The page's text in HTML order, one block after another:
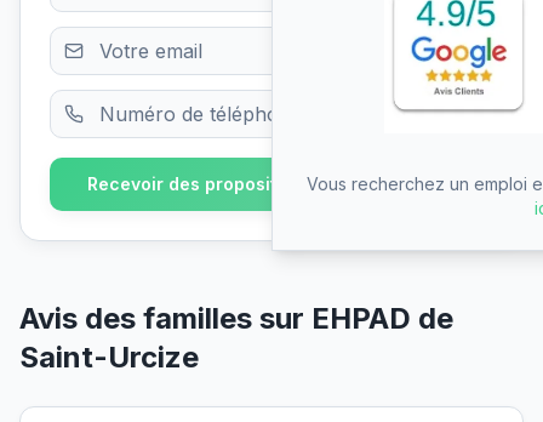
Recevoir des propositions gratuitement
Avis des familles sur EHPAD de
Saint-Urcize
Vous recherchez un emploi